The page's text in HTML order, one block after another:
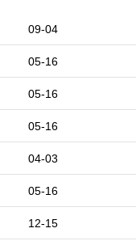
09-04
05-16
05-16
05-16
04-03
05-16
12-15